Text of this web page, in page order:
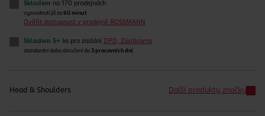
Skladem na 170 prodejnách
vyzvednutí již za 60 minut
Ověřit dostupnost v prodejně ROSSMANN
Skladem 5+ ks pro zaslání DPD, Zásilkovna
standardní doba doručení do 3 pracovních dní
Head & Shoulders Další produkty značky